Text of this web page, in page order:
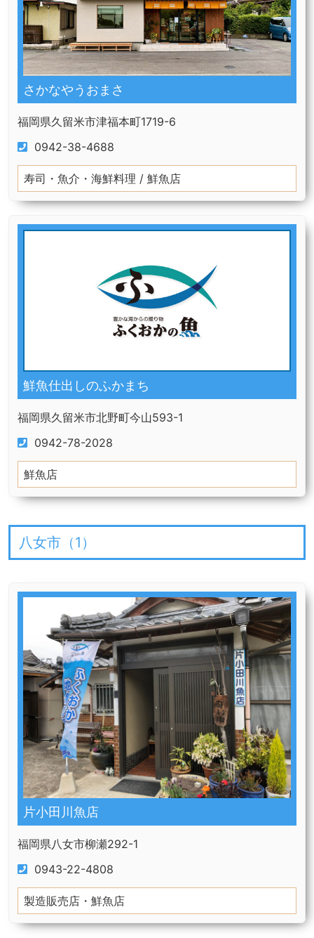
さかなやうおまさ
福岡県久留米市津福本町1719-6
0942-38-4688
寿司・魚介・海鮮料理 / 鮮魚店
鮮魚仕出しのふかまち
福岡県久留米市北野町今山593-1
0942-78-2028
鮮魚店
八女市（1 ）
片小田川魚店
福岡県八女市柳瀬292-1
0943-22-4808
製造販売店・鮮魚店